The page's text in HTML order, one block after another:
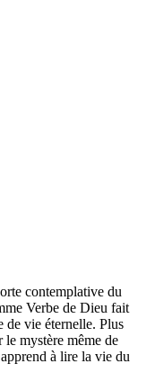
contemplative du
Verbe de Dieu fait
de vie éternelle. Plus
le mystère même de
à lire la vie du